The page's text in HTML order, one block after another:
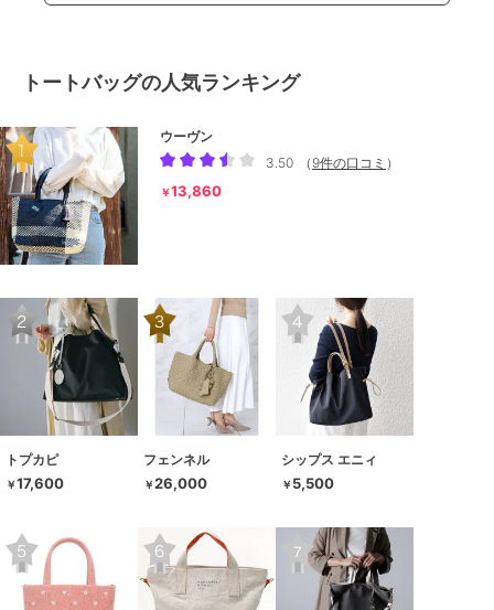
トートバッグの人気ランキング
ウーヴン
3.50
（ 9件の口コミ ）
￥13,860
トプカピ
￥17,600
フェンネル
￥26,000
シップス エニィ
￥ 5,500